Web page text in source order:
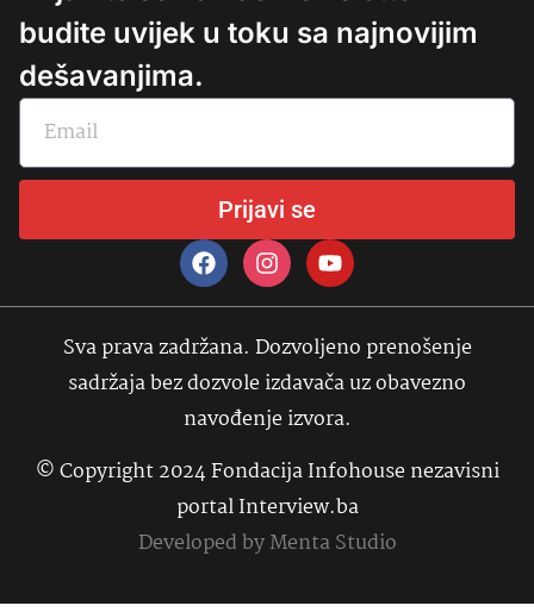
budite uvijek u toku sa najnovijim
dešavanjima.
Prijavi se
Sva prava zadržana. Dozvoljeno prenošenje
sadržaja bez dozvole izdavača uz obavezno
navođenje izvora.
© Copyright 2024 Fondacija Infohouse nezavisni
portal Interview.ba
Developed byMenta Studio